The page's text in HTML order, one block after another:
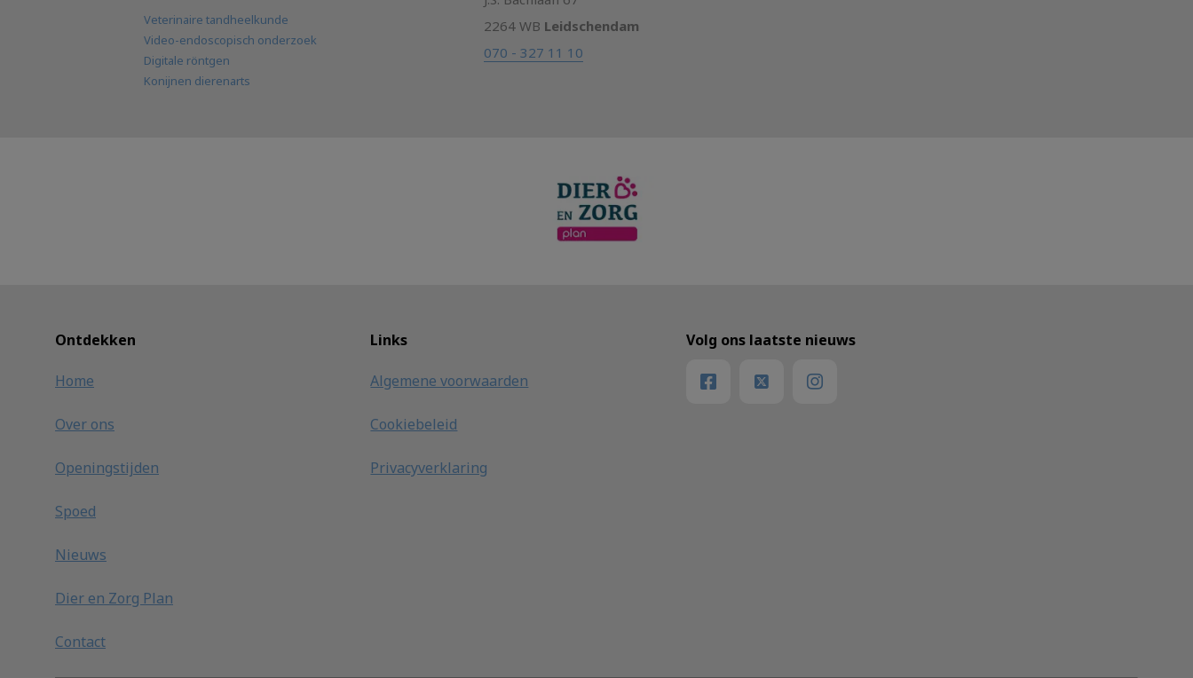
Veterinaire tandheelkunde
Video-endoscopisch onderzoek
Digitale röntgen
Konijnen dierenarts
2264 WB Leidschendam
070 - 327 11 10
Ontdekken
Home
Over ons
Openingstijden
Spoed
Nieuws
Dier en Zorg Plan
Contact
Links
Algemene voorwaarden
Cookiebeleid
Privacyverklaring
Volg ons laatste nieuws